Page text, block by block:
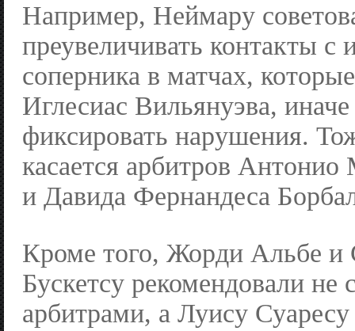
Например, Неймару
преувеличивать контакты с
соперника в матчах,
Иглесиас Вильянуэва,
фиксировать нарушения.
касается арбитров Антонио
и Давида Фернандеса
Кроме того, Жорди Альбе и
Бускетсу рекомендовали не
арбитрами, а Луису